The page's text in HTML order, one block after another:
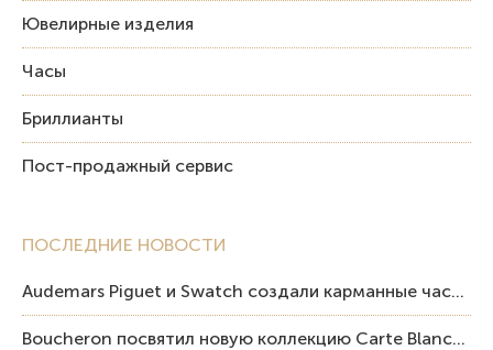
ПОСЛЕДНИЕ НОВОСТИ
Audemars Piguet и Swatch создали карманные часы в эстетике Royal Oak и Pop Art
Boucheron посвятил новую коллекцию Carte Blanche Human Being человеку и силе мастерства
Ювелирные изделия
Часы
Бриллианты
Пост-продажный сервис